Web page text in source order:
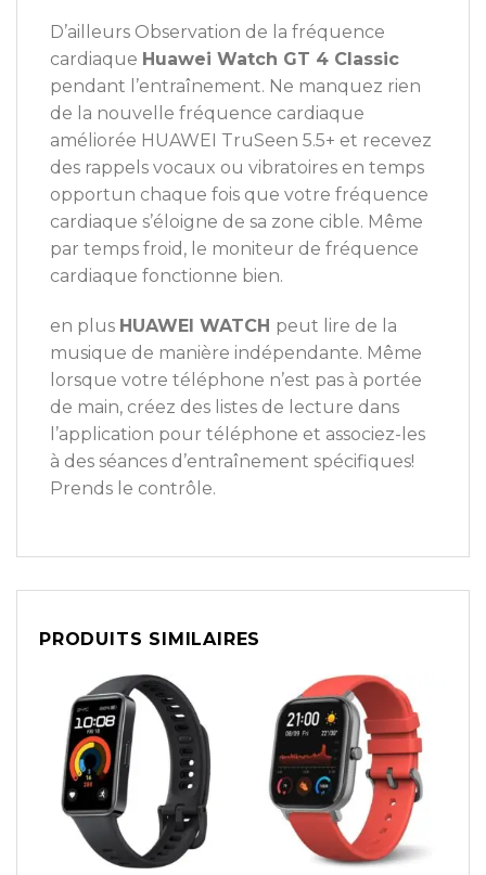
D’ailleurs Observation de la fréquence
cardiaque Huawei Watch GT 4 Classic
pendant l’entraînement. Ne manquez rien
de la nouvelle fréquence cardiaque
améliorée HUAWEI TruSeen 5.5+ et recevez
des rappels vocaux ou vibratoires en temps
opportun chaque fois que votre fréquence
cardiaque s’éloigne de sa zone cible. Même
par temps froid, le moniteur de fréquence
cardiaque fonctionne bien.
en plus HUAWEI WATCH peut lire de la
musique de manière indépendante. Même
lorsque votre téléphone n’est pas à portée
de main, créez des listes de lecture dans
l’application pour téléphone et associez-les
à des séances d’entraînement spécifiques!
Prends le contrôle.
PRODUITS SIMILAIRES